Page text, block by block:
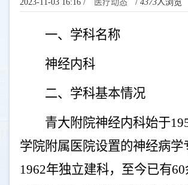
2023-11-03 16:16 / 医疗动态 / 4373人浏览
一、学科名称
神经内科
二、学科基本情况
青大附院神经内科始于
学院附属医院设置的神经病学
1962年独立建科，至今已有60